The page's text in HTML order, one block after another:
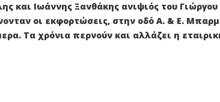
και Ιωάννης Ξανθάκης ανιψιός του
οι εκφορτώσεις, στην οδό Α. & Ε.
Τα χρόνια περνούν και αλλάζει η